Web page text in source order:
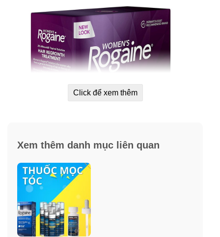
Nguyên nhân gây rụng tóc ở phụ nữ là gì?
Điều tốt hơn cho việc cải thiện rụng tóc, mất tóc ở nữ
Click để xem thêm
Xem thêm danh mục liên quan